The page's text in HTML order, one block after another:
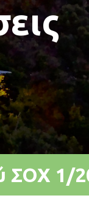
ΣΟΧ 1/